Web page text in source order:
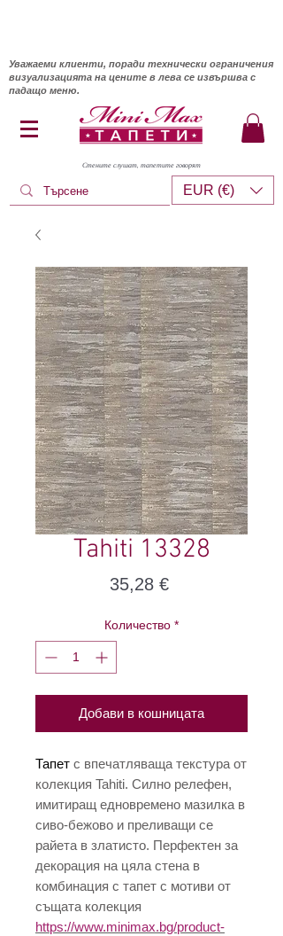
Уважаеми клиенти, поради технически ограничения
визуализацията на цените в лева се извършва с
падащо меню.
Стените слушат, тапетите говорят
EUR (€)
Tahiti 13328
35,28 €Цена
Количество *
Добави в кошницата
Тапет с впечатляваща текстура от
колекция Tahiti. Силно релефен,
имитиращ едновремено мазилка в
сиво-бежово и преливащи се
райета в златисто. Перфектен за
декорация на цяла стена в
комбинация с тапет с мотиви от
същата колекция
https://www.minimax.bg/product-